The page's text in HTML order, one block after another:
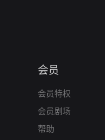
会员
会员特权
会员剧场
帮助